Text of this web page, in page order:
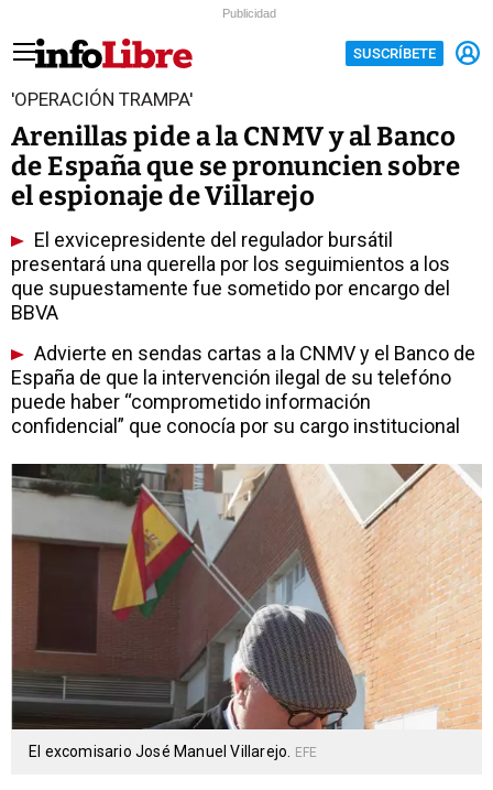
Publicidad
SUSCRÍBETE
'OPERACIÓN TRAMPA'
Arenillas pide a la CNMV y al Banco
de España que se pronuncien sobre
el espionaje de Villarejo
El exvicepresidente del regulador bursátil
presentará una querella por los seguimientos a los
que supuestamente fue sometido por encargo del
BBVA
Advierte en sendas cartas a la CNMV y el Banco de
España de que la intervención ilegal de su telefóno
puede haber “comprometido información
confidencial” que conocía por su cargo institucional
El excomisario José Manuel Villarejo. EFE